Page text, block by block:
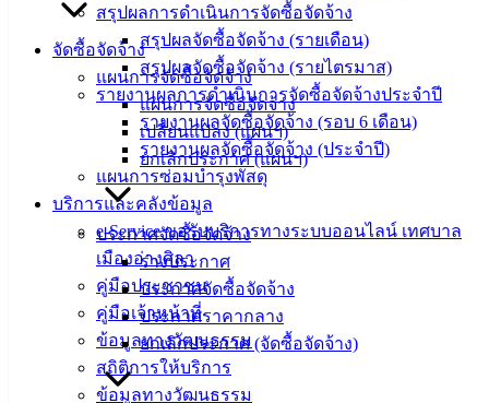
สรุปผลการดำเนินการจัดซื้อจัดจ้าง
สรุปผลจัดซื้อจัดจ้าง (รายเดือน)
สรุปผลจัดซื้อจัดจ้าง (รายไตรมาส)
รายงานผลการดำเนินการจัดซื้อจัดจ้างประจำปี
รายงานผลจัดซื้อจัดจ้าง (รอบ 6 เดือน)
รายงานผลจัดซื้อจัดจ้าง (ประจำปี)
แผนการซ่อมบำรุงพัสดุ
บริการและคลังข้อมูล
e-Service ขอรับบริการทางระบบออนไลน์ เทศบาล
เมืองอ่างศิลา
คู่มือประชาชน
คู่มือเจ้าหน้าที่
ข้อมูลทางวัฒนธรรม
สถิติการให้บริการ
ข้อมูลทางวัฒนธรรม
จัดซื้อจัดจ้าง
แผนการจัดซื้อจัดจ้าง
แผนการจัดซื้อจัดจ้าง
เปลี่ยนแปลง (แผนฯ)
ยกเลิกประกาศ (แผนฯ)
ประกาศจัดซื้อจัดจ้าง
ร่างประกาศ
ประกาศจัดซื้อจัดจ้าง
ประกาศราคากลาง
ยกเลิกประกาศ (จัดซื้อจัดจ้าง)
อิเล็กทรอนิกส์
องค์
ความรู้
(Knowledge
Management)
เทศบาล
สายตรง
นายก
ประวัติ
เทศบาล
ผู้บริหาร